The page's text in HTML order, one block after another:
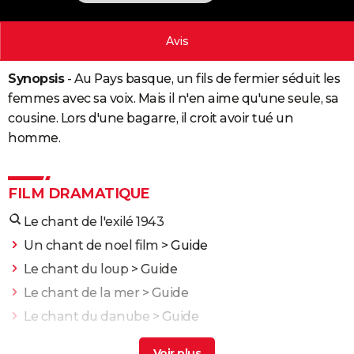
PHOTO
BONS PLANS
CARTE DE VOEUX
Carte de Noël
Carte Bonne année
Carte Saint-Valentin
Carte Pâques
Carte d'anniversaire
Dictionnaire
Biographies
Citations
Expressions
Proverbes
PROGRAMME TV
COPAINS D'AVANT
S'inscrire
Se connecter
Lycées
Collèges
Primaires
Universités
Entreprises
Service militaire
Avis de recherche
AVIS DE DÉCÈS
FORUM
Avis
Synopsis- Au Pays basque, un fils de fermier séduit les
femmes avec sa voix. Mais il n'en aime qu'une seule, sa
cousine. Lors d'une bagarre, il croit avoir tué un
homme.
FILM DRAMATIQUE
Le chant de l'exilé 1943
Un chant de noel film > Guide
Le chant du loup > Guide
Le chant de la mer > Guide
Le chant du danube > Guide
Wonka timothée chalamet chant